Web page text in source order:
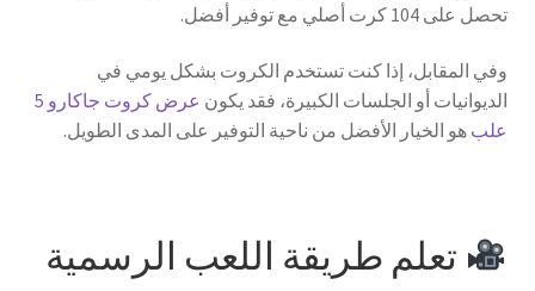
تحصل على 104 كرت أصلي مع توفير أفضل.
وفي المقابل، إذا كنت تستخدم الكروت بشكل يومي في
الديوانيات أو الجلسات الكبيرة، فقد يكون
عرض كروت جاكارو 5
علب هو الخيار الأفضل من ناحية التوفير على المدى الطويل.
تعلم طريقة اللعب الرسمية